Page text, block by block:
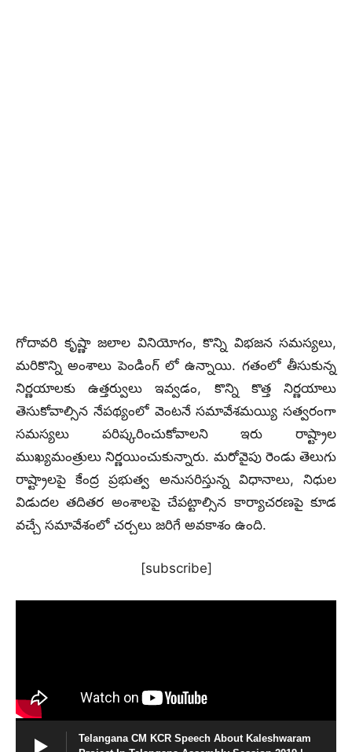
గోదావరి కృష్ణా జలాల వినియోగం, కొన్ని విభజన సమస్యలు,
మరికొన్ని అంశాలు పెండింగ్ లో ఉన్నాయి. గతంలో తీసుకున్న
నిర్ణయాలకు ఉత్తర్వులు ఇవ్వడం, కొన్ని కొత్త నిర్ణయాలు
తెసుకోవాల్సిన నేపథ్యంలో వెంటనే సమావేశమయ్యి సత్వరంగా
సమస్యలు పరిష్కరించుకోవాలని ఇరు రాష్ట్రాల
ముఖ్యమంత్రులు నిర్ణయించుకున్నారు. మరోవైపు రెండు తెలుగు
రాష్ట్రాలపై కేంద్ర ప్రభుత్వ అనుసరిస్తున్న విధానాలు, నిధుల
విడుదల తదితర అంశాలపై చేపట్టాల్సిన కార్యాచరణపై కూడ
వచ్చే సమావేశంలో చర్చలు జరిగే అవకాశం ఉంది.
[subscribe]
Telangana CM KCR Speech About Kaleshwaram